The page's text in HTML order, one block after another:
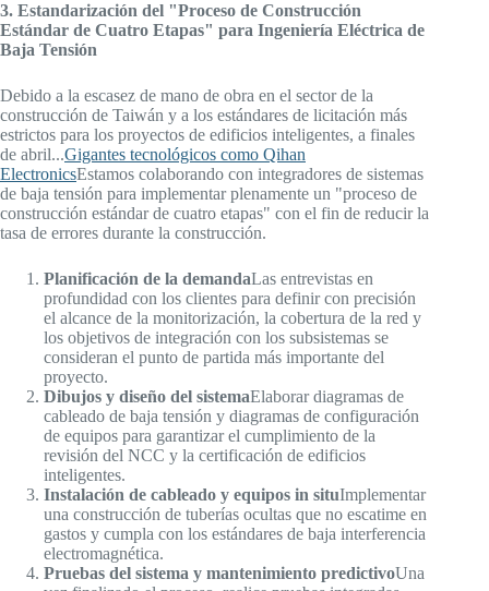
3. Estandarización del "Proceso de Construcción
Estándar de Cuatro Etapas" para Ingeniería Eléctrica de
Baja Tensión
Debido a la escasez de mano de obra en el sector de la
construcción de Taiwán y a los estándares de licitación más
estrictos para los proyectos de edificios inteligentes, a finales
de abril...Gigantes tecnológicos como Qihan
ElectronicsEstamos colaborando con integradores de sistemas
de baja tensión para implementar plenamente un "proceso de
construcción estándar de cuatro etapas" con el fin de reducir la
tasa de errores durante la construcción.
Planificación de la demandaLas entrevistas en
profundidad con los clientes para definir con precisión
el alcance de la monitorización, la cobertura de la red y
los objetivos de integración con los subsistemas se
consideran el punto de partida más importante del
proyecto.
Dibujos y diseño del sistemaElaborar diagramas de
cableado de baja tensión y diagramas de configuración
de equipos para garantizar el cumplimiento de la
revisión del NCC y la certificación de edificios
inteligentes.
Instalación de cableado y equipos in situImplementar
una construcción de tuberías ocultas que no escatime en
gastos y cumpla con los estándares de baja interferencia
electromagnética.
Pruebas del sistema y mantenimiento predictivoUna